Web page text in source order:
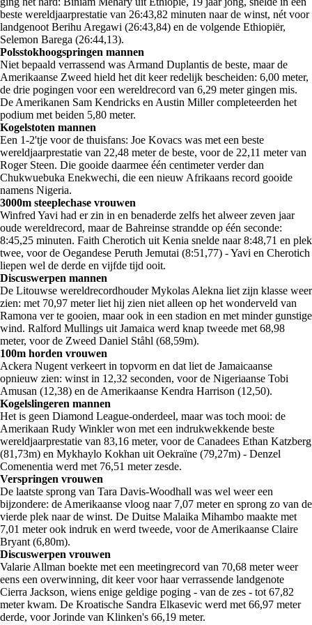
beste wereldjaarprestatie van 26:43,82 minuten naar de winst, nét voor
landgenoot Berihu Aregawi (26:43,84) en de volgende Ethiopiër,
Selemon Barega (26:44,13).
Polsstokhoogspringen mannen
Niet bepaald verrassend was Armand Duplantis de beste, maar de
Amerikaanse Zweed hield het dit keer redelijk bescheiden: 6,00 meter,
de drie pogingen voor een wereldrecord van 6,29 meter gingen mis.
De Amerikanen Sam Kendricks en Austin Miller completeerden het
podium met beiden 5,80 meter.
Kogelstoten mannen
Een 1-2'tje voor de thuisfans: Joe Kovacs was met een beste
wereldjaarprestatie van 22,48 meter de beste, voor de 22,11 meter van
Roger Steen. Die gooide daarmee één centimeter verder dan
Chukwuebuka Enekwechi, die een nieuw Afrikaans record gooide
namens Nigeria.
3000m steeplechase vrouwen
Winfred Yavi had er zin in en benaderde zelfs het alweer zeven jaar
oude wereldrecord, maar de Bahreinse strandde op één seconde:
8:45,25 minuten. Faith Cherotich uit Kenia snelde naar 8:48,71 en plek
twee, voor de Oegandese Peruth Jemutai (8:51,77) - Yavi en Cherotich
liepen wel de derde en vijfde tijd ooit.
Discuswerpen mannen
De Litouwse wereldrecordhouder Mykolas Alekna liet zijn klasse weer
zien: met 70,97 meter liet hij zien niet alleen op het wonderveld van
Ramona ver te gooien, maar ook in een stadion en met minder gunstige
wind. Ralford Mullings uit Jamaica werd knap tweede met 68,98
meter, voor de Zweed Daniel Ståhl (68,59m).
100m horden vrouwen
Ackera Nugent verkeert in topvorm en dat liet de Jamaicaanse
opnieuw zien: winst in 12,32 seconden, voor de Nigeriaanse Tobi
Amusan (12,38) en de Amerikaanse Kendra Harrison (12,50).
Kogelslingeren mannen
Het is geen Diamond League-onderdeel, maar was toch mooi: de
Amerikaan Rudy Winkler won met een indrukwekkende beste
wereldjaarprestatie van 83,16 meter, voor de Canadees Ethan Katzberg
(81,73m) en Mykhaylo Kokhan uit Oekraïne (79,27m) - Denzel
Comenentia werd met 76,51 meter zesde.
Verspringen vrouwen
De laatste sprong van Tara Davis-Woodhall was wel weer een
bijzondere: de Amerikaanse vloog naar 7,07 meter en sprong zo van de
vierde plek naar de winst. De Duitse Malaika Mihambo maakte met
7,01 meter ook indruk en werd tweede, voor de Amerikaanse Claire
Bryant (6,80m).
Discuswerpen vrouwen
Valarie Allman boekte met een meetingrecord van 70,68 meter weer
eens een overwinning, dit keer voor haar verrassende landgenote
Cierra Jackson, wiens enige geldige poging - van de zes - tot 67,82
meter kwam. De Kroatische Sandra Elkasevic werd met 66,97 meter
derde, voor Jorinde van Klinken's 66,19 meter.